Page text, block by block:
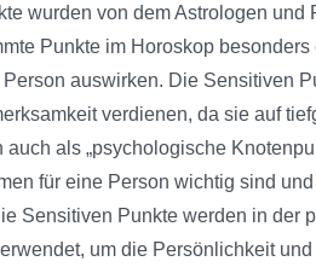
wurden von dem Astrologen
Punkte im Horoskop
auswirken. Die Sensitiven
verdienen, da sie auf
auch als „psychologische
für eine Person wichtig sind
Sensitiven Punkte werden in der
um die Persönlichkeit